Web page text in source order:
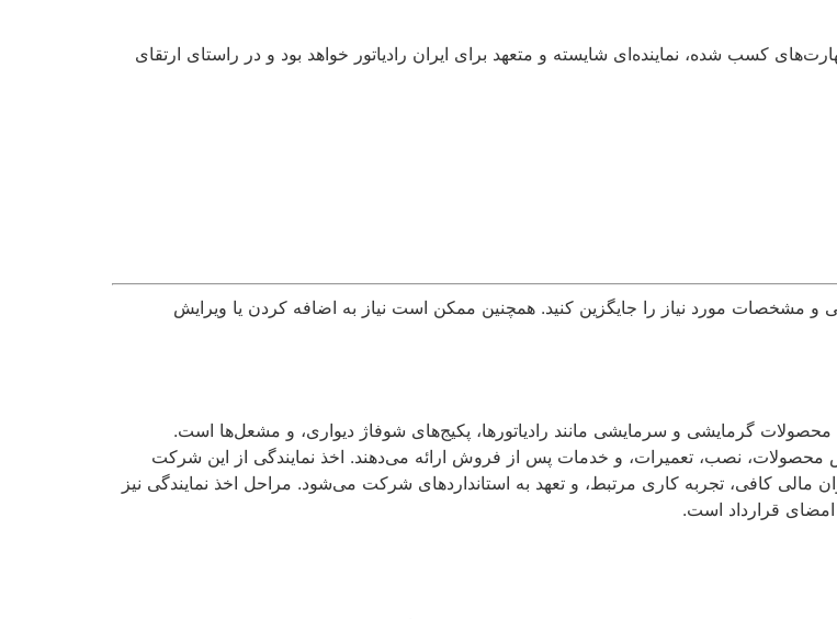
کسب شده، نماینده‌ای شایسته و متعهد برای ایران رادیاتور خواهد بود و در راستای ارتقای
و مشخصات مورد نیاز را جایگزین کنید. همچنین ممکن است نیاز به اضافه کردن یا ویرایش
محصولات گرمایشی و سرمایشی مانند رادیاتورها، پکیج‌های شوفاژ دیواری، و مشعل‌ها است.
نصب، تعمیرات، و خدمات پس از فروش ارائه می‌دهند. اخذ نمایندگی از این شرکت
کافی، تجربه کاری مرتبط، و تعهد به استانداردهای شرکت می‌شود. مراحل اخذ نمایندگی نیز
امضای قرارداد است.